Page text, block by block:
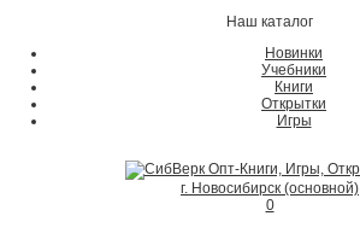
Наш каталог
Новинки
Учебники
Книги
Открытки
Игры
г. Новосибирск (основной)
0